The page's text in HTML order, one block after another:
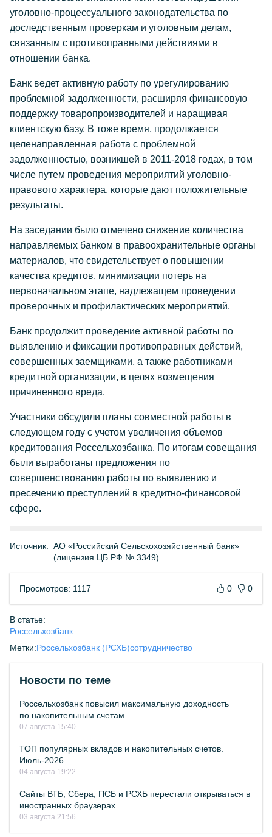
уголовно-процессуального законодательства по
доследственным проверкам и уголовным делам,
связанным с противоправными действиями в
отношении банка.
Банк ведет активную работу по урегулированию
проблемной задолженности, расширяя финансовую
поддержку товаропроизводителей и наращивая
клиентскую базу. В тоже время, продолжается
целенаправленная работа с проблемной
задолженностью, возникшей в 2011-2018 годах, в том
числе путем проведения мероприятий уголовно-
правового характера, которые дают положительные
результаты.
На заседании было отмечено снижение количества
направляемых банком в правоохранительные органы
материалов, что свидетельствует о повышении
качества кредитов, минимизации потерь на
первоначальном этапе, надлежащем проведении
проверочных и профилактических мероприятий.
Банк продолжит проведение активной работы по
выявлению и фиксации противоправных действий,
совершенных заемщиками, а также работниками
кредитной организации, в целях возмещения
причиненного вреда.
Участники обсудили планы совместной работы в
следующем году с учетом увеличения объемов
кредитования Россельхозбанка. По итогам совещания
были выработаны предложения по
совершенствованию работы по выявлению и
пресечению преступлений в кредитно-финансовой
сфере.
Источник: АО «Российский Сельскохозяйственный банк»
(лицензия ЦБ РФ № 3349)
Просмотров: 1117 0 0
В статье:
Россельхозбанк
Метки:Россельхозбанк (РСХБ)сотрудничество
Новости по теме
Россельхозбанк повысил максимальную доходность
по накопительным счетам
07 августа 15:40
ТОП популярных вкладов и накопительных счетов.
Июль-2026
04 августа 19:22
Сайты ВТБ, Сбера, ПСБ и РСХБ перестали открываться в
иностранных браузерах
03 августа 21:56